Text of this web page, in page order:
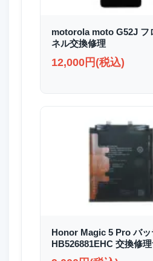
motorola moto G52J フ
ネル交換修理
12,000円(税込)
Honor Magic 5 Pro バッ
HB526881EHC 交換修